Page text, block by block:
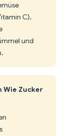
C),
und
Wie Zucker